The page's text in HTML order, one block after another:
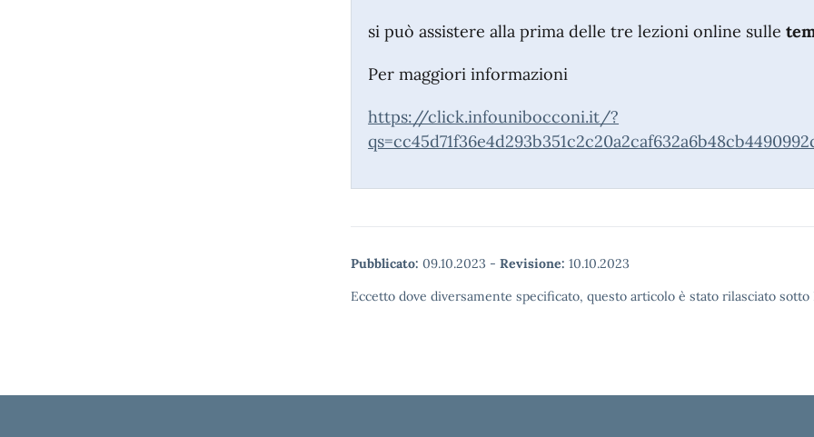
si può assistere alla prima delle tre lezioni online sulle
Per maggiori informazioni
https://click.infounibocconi.it/?
Pubblicato: 09.10.2023 - Revisione: 10.10.2023
Eccetto dove diversamente specificato, questo articolo è stato rilasciato